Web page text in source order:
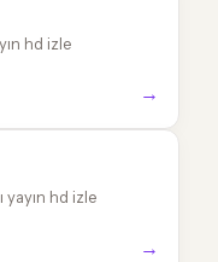
hd izle
→
yayın hd izle
→